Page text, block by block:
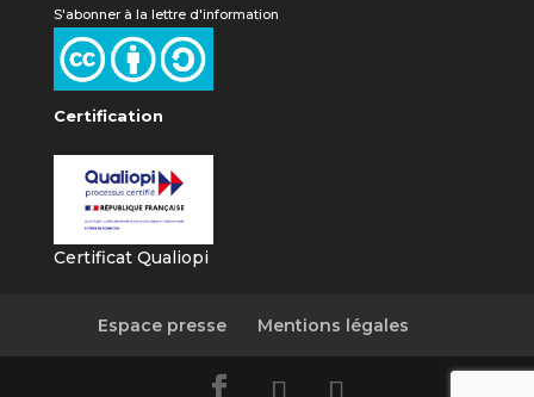
S'abonner à la lettre d'information
Certification
Certificat Qualiopi
Espace presse Mentions légales